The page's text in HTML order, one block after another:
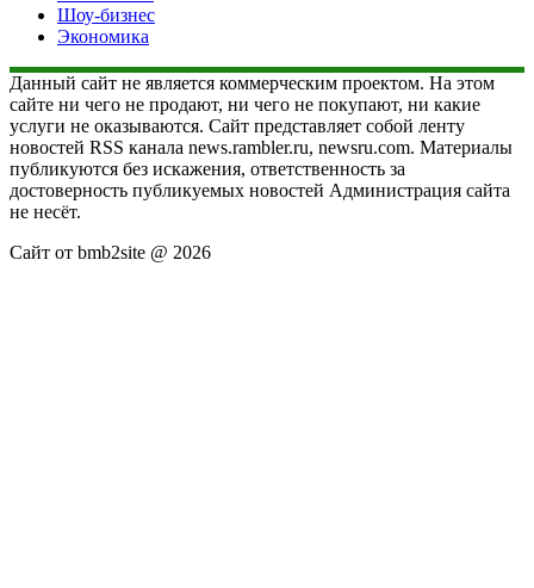
Шоу-бизнес
Экономика
Данный сайт не является коммерческим проектом. На этом
сайте ни чего не продают, ни чего не покупают, ни какие
услуги не оказываются. Сайт представляет собой ленту
новостей RSS канала news.rambler.ru, newsru.com. Материалы
публикуются без искажения, ответственность за
достоверность публикуемых новостей Администрация сайта
не несёт.
Сайт от bmb2site @ 2026